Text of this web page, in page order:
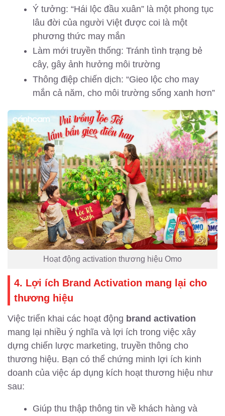
Ý tưởng: “Hái lộc đầu xuân” là một phong tục
lâu đời của người Việt được coi là một
phương thức may mắn
Làm mới truyền thống: Tránh tình trạng bẻ
cây, gây ảnh hưởng môi trường
Thông điệp chiến dịch: “Gieo lộc cho may
mắn cả năm, cho môi trường sống xanh hơn”
Hoạt động activation thương hiệu Omo
4. Lợi ích Brand Activation mang lại cho
thương hiệu
Việc triển khai các hoạt động brand activation
mang lại nhiều ý nghĩa và lợi ích trong việc xây
dựng chiến lược marketing, truyền thông cho
thương hiệu. Bạn có thể chứng minh lợi ích kinh
doanh của việc áp dụng kích hoạt thương hiệu như
sau:
Giúp thu thập thông tin về khách hàng và